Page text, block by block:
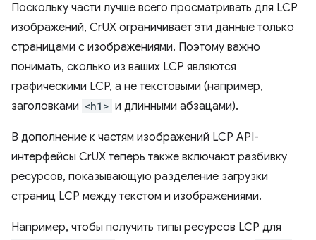
Поскольку части лучше всего просматривать для LCP
изображений, CrUX ограничивает эти данные только
страницами с изображениями. Поэтому важно
понимать, сколько из ваших LCP являются
графическими LCP, а не текстовыми (например,
заголовками <h1> и длинными абзацами).
В дополнение к частям изображений LCP API-
интерфейсы CrUX теперь также включают разбивку
ресурсов, показывающую разделение загрузки
страниц LCP между текстом и изображениями.
Например, чтобы получить типы ресурсов LCP для